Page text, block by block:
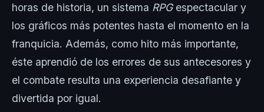
horas de historia, un sistema RPG espectacular y
los gráficos más potentes hasta el momento en la
franquicia. Además, como hito más importante,
éste aprendió de los errores de sus antecesores y
el combate resulta una experiencia desafiante y
divertida por igual.